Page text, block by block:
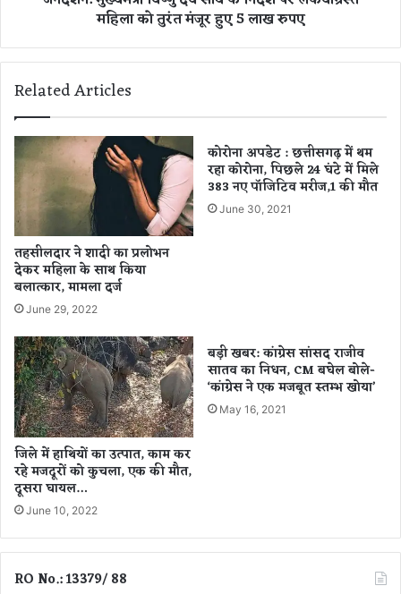
धु
ध
नी
ब
ज्या
दा
क
मा
क
र
ने
वा
ली
हिं
दी
फि
ल्म
सा
नि
श
र
क
वा
स्त
म
हि
ला
को
तु
रं
त
मं
जू
र
ए
ला
महिला को तुरंत मंजूर हुए 5 लाख रुपए
Related Articles
तहसीलदार ने शादी का प्रलोभन
देकर महिला के साथ किया
बलात्कार, मामला दर्ज
June 29, 2022
कोरोना अपडेट : छत्तीसगढ़ में थम
रहा कोरोना, पिछले 24 घंटे में मिले
383 नए पॉजिटिव मरीज,1 की मौत
June 30, 2021
जिले में हाथियों का उत्पात, काम कर
रहे मजदूरों को कुचला, एक की मौत,
दूसरा घायल…
June 10, 2022
बड़ी खबर: कांग्रेस सांसद राजीव
सातव का निधन, CM बघेल बोले-
‘कांग्रेस ने एक मजबूत स्तम्भ खोया’
May 16, 2021
RO No.: 13379/ 88